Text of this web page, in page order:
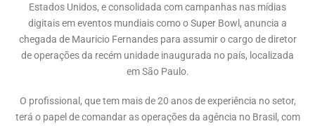
Estados Unidos, e consolidada com campanhas nas mídias
digitais em eventos mundiais como o Super Bowl, anuncia a
chegada de Mauricio Fernandes para assumir o cargo de diretor
de operações da recém unidade inaugurada no país, localizada
em São Paulo.
O profissional, que tem mais de 20 anos de experiência no setor,
terá o papel de comandar as operações da agência no Brasil, com